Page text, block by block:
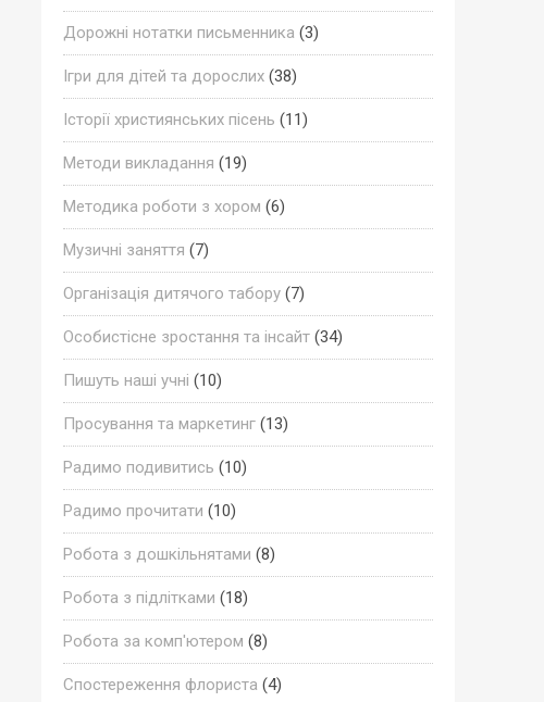
Дорожні нотатки письменника (3)
Ігри для дітей та дорослих(38)
Історії християнських пісень (11)
Методи викладання (19)
Методика роботи з хором (6)
Музичні заняття (7)
Організація дитячого табору(7)
Особистісне зростання та інсайт(34)
Пишуть наші учні (10)
Просування та маркетинг(13)
Радимо подивитись (10)
Радимо прочитати (10)
Робота з дошкільнятами (8)
Робота з підлітками (18)
Робота за комп'ютером (8)
Спостереження флориста (4)